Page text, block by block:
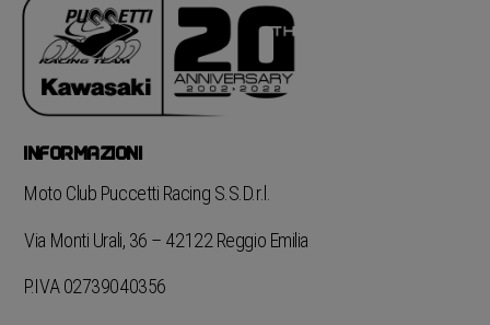
INFORMAZIONI
Moto Club Puccetti Racing S.S.D.r.l.
Via Monti Urali, 36 – 42122 Reggio Emilia
P.IVA 02739040356